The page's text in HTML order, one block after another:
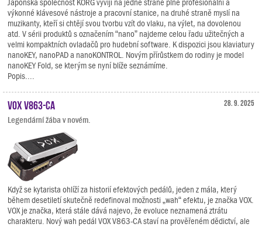
Japonská společnost KORG vyvíjí na jedné straně plně profesionální a
výkonné klávesové nástroje a pracovní stanice, na druhé straně myslí na
muzikanty, kteří si chtějí svou tvorbu vzít do vlaku, na výlet, na dovolenou
atd. V sérii produktů s označením “nano” najdeme celou řadu užitečných a
velmi kompaktních ovladačů pro hudební software. K dispozici jsou klaviatury
nanoKEY, nanoPAD a nanoKONTROL. Novým přírůstkem do rodiny je model
nanoKEY Fold, se kterým se nyní blíže seznámíme.
Popis....
28. 9. 2025
VOX V863-CA
Legendární žába v novém.
Když se kytarista ohlíží za historií efektových pedálů, jeden z mála, který
během desetiletí skutečně redefinoval možnosti „wah“ efektu, je značka VOX.
VOX je značka, která stále dává najevo, že evoluce neznamená ztrátu
charakteru. Nový wah pedál VOX V863-CA staví na prověřeném dědictví, ale